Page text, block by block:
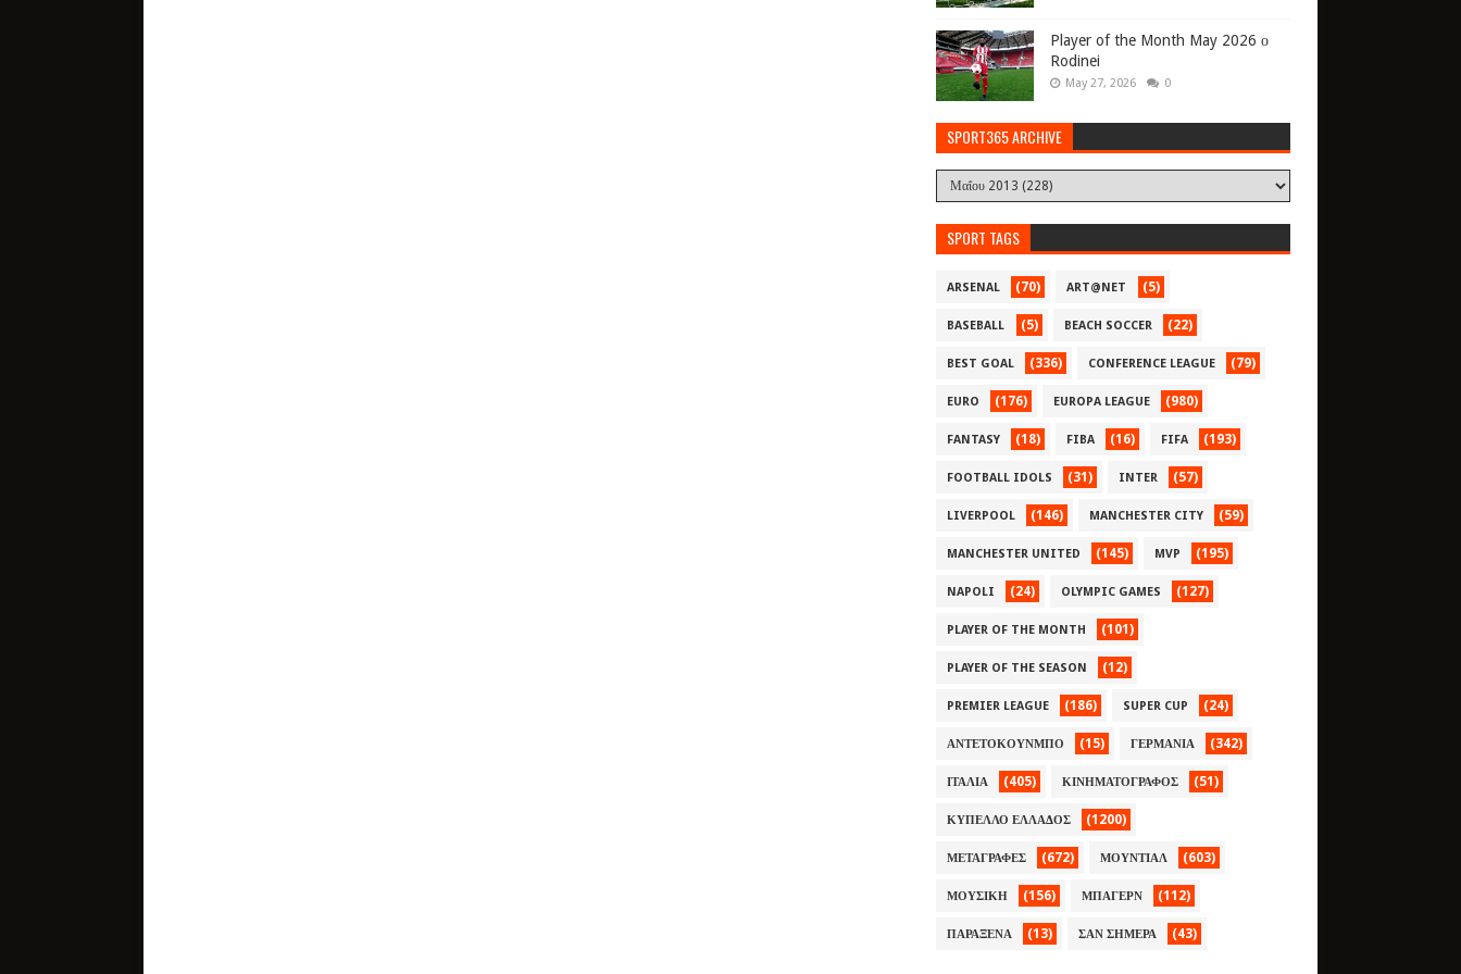
Player of the Month May 2026 ο
Rodinei
May 27, 2026 0
SPORT365 ARCHIVE
SPORT TAGS
ARSENAL (70) ART@NET (5)
BASEBALL (5) BEACH SOCCER (22)
BEST GOAL (336) CONFERENCE LEAGUE (79)
EURO (176) EUROPA LEAGUE (980)
FANTASY (18) FIBA (16) FIFA (193)
FOOTBALL IDOLS (31) INTER (57)
LIVERPOOL (146) MANCHESTER CITY (59)
MANCHESTER UNITED (145) MVP (195)
NAPOLI (24) OLYMPIC GAMES (127)
PLAYER OF THE MONTH (101)
PLAYER OF THE SEASON (12)
PREMIER LEAGUE (186) SUPER CUP (24)
ΑΝΤΕΤΟΚΟΥΝΜΠΟ (15) ΓΕΡΜΑΝΙΑ (342)
ΙΤΑΛΙΑ (405) ΚΙΝΗΜΑΤΟΓΡΑΦΟΣ (51)
ΚΥΠΕΛΛΟ ΕΛΛΑΔΟΣ (1200)
ΜΕΤΑΓΡΑΦΕΣ (672) ΜΟΥΝΤΙΑΛ (603)
ΜΟΥΣΙΚΗ (156) ΜΠΑΓΕΡΝ (112)
ΠΑΡΑΞΕΝΑ (13) ΣΑΝ ΣΗΜΕΡΑ (43)